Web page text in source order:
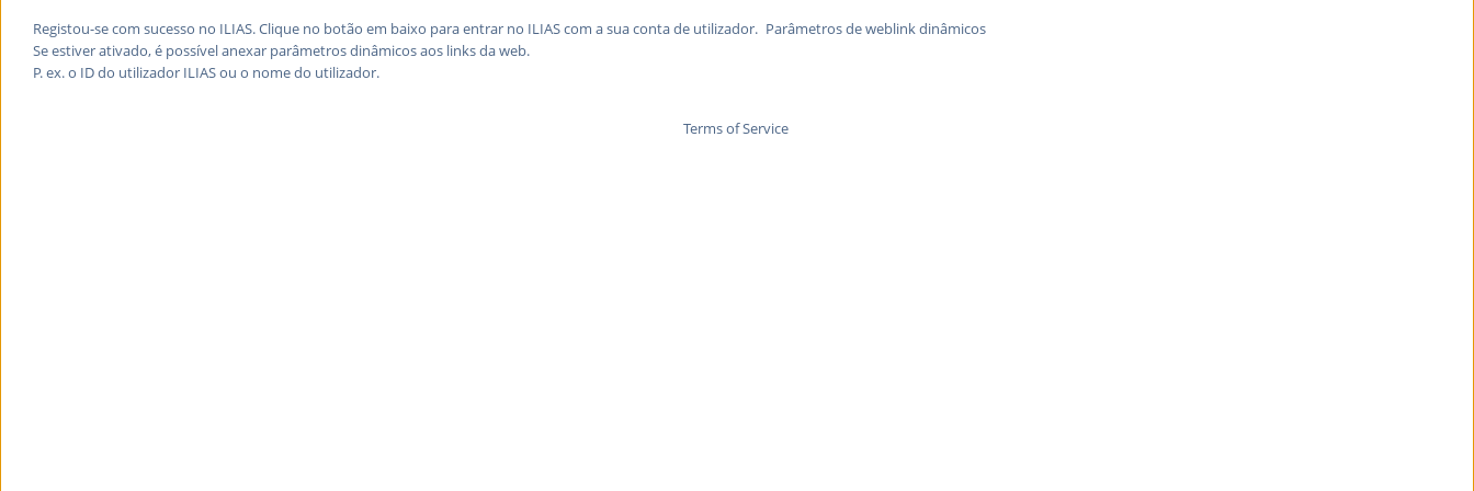
Registou-se com sucesso no ILIAS. Clique no botão em baixo para entrar no ILIAS com a sua conta de utilizador. Parâmetros de weblink dinâmicos
Se estiver ativado, é possível anexar parâmetros dinâmicos aos links da web.
P. ex. o ID do utilizador ILIAS ou o nome do utilizador.
Terms of Service